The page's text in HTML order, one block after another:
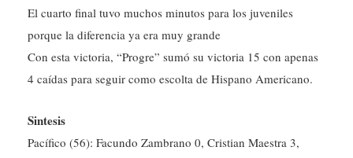
El cuarto final tuvo muchos minutos para los juveniles
porque la diferencia ya era muy grande
Con esta victoria, “Progre” sumó su victoria 15 con apenas
4 caídas para seguir como escolta de Hispano Americano.
Sintesis
Pacífico (56): Facundo Zambrano 0, Cristian Maestra 3,